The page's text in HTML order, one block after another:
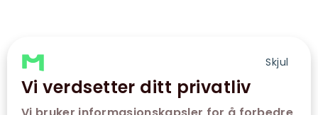
Skjul
Vi verdsetter ditt privatliv